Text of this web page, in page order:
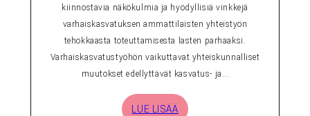
kiinnostavia näkökulmia ja hyödyllisiä vinkkejä
varhaiskasvatuksen ammattilaisten yhteistyön
tehokkaasta toteuttamisesta lasten parhaaksi.
Varhaiskasvatustyöhön vaikuttavat yhteiskunnalliset
muutokset edellyttävät kasvatus- ja…
LUE LISÄÄ